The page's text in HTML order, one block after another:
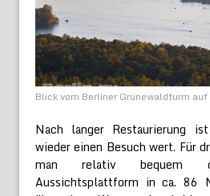
Blick vom Berliner Grunewaldturm auf
Nach langer Restaurierung
wieder einen Besuch wert. Für
man relativ bequem
Aussichtsplattform in ca. 86